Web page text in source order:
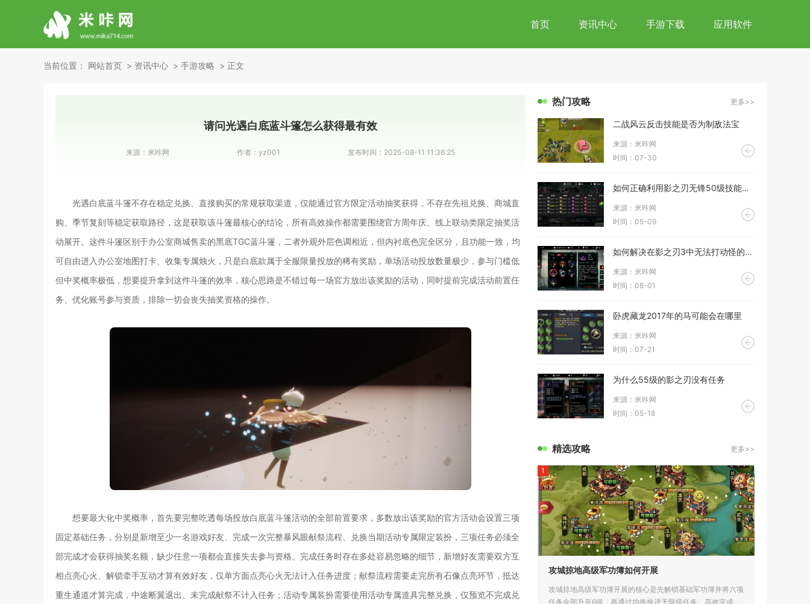
首页 资讯中心 手游下载 应用软件
当前位置： 网站首页 资讯中心 手游攻略 正文
请问光遇白底蓝斗篷怎么获得最有效
来源： 米咔网 作者： yz001 发布时间： 2025-08-11 11:36:25
光遇白底蓝斗篷不存在稳定兑换、直接购买的常规获取渠道，仅能通过官方限定活动抽奖获得，不存在先祖兑换、商城直
购、季节复刻等稳定获取路径，这是获取该斗篷最核心的结论，所有高效操作都需要围绕官方周年庆、线上联动类限定抽奖活
动展开。这件斗篷区别于办公室商城售卖的黑底TGC蓝斗篷，二者外观外层色调相近，但内衬底色完全区分，且功能一致，均
可自由进入办公室地图打卡、收集专属烛火，只是白底款属于全服限量投放的稀有奖励，单场活动投放数量极少，参与门槛低
但中奖概率极低，想要提升拿到这件斗篷的效率，核心思路是不错过每一场官方放出该奖励的活动，同时提前完成活动前置任
务、优化账号参与资质，排除一切会丧失抽奖资格的操作。
想要最大化中奖概率，首先要完整吃透每场投放白底蓝斗篷活动的全部前置要求，多数放出该奖励的官方活动会设置三项
固定基础任务，分别是新增至少一名游戏好友、完成一次完整暴风眼献祭流程、兑换当期活动专属限定装扮，三项任务必须全
部完成才会获得抽奖名额，缺少任意一项都会直接失去参与资格。完成任务时存在多处容易忽略的细节，新增好友需要双方互
相点亮心火、解锁牵手互动才算有效好友，仅单方面点亮心火无法计入任务进度；献祭流程需要走完所有石像点亮环节，抵达
重生通道才算完成，中途断翼退出、未完成献祭不计入任务；活动专属装扮需要使用活动专属道具完整兑换，仅预览不完成兑
热门攻略 更多>>
二战风云反击技能是否为制敌法宝
来源：米咔网
时间：07-30
如何正确利用影之刃无锋50级技能链的控制技能
来源：米咔网
时间：05-09
如何解决在影之刃3中无法打动怪的问题
来源：米咔网
时间：08-01
卧虎藏龙2017年的马可能会在哪里
来源：米咔网
时间：07-21
为什么55级的影之刃没有任务
来源：米咔网
时间：05-18
精选攻略 更多>>
1
攻城掠地高级军功簿如何开展
攻城掠地高级军功簿开展的核心是先解锁基础军功簿并将六项
任务全部升至6级，再通过均衡推进无限级任务、高效完成每